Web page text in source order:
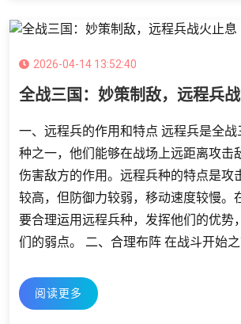
2026-04-14 13:52:40
全战三国：妙策制敌，远程兵
一、远程兵的作用和特点 远程兵是全
种之一，他们能够在战场上远距离攻击
伤害敌方的作用。远程兵种的特点是攻
较高，但防御力较弱，移动速度较慢。
要合理运用远程兵种，发挥他们的优势
们的弱点。 二、合理布阵 在战斗开始
阅读更多